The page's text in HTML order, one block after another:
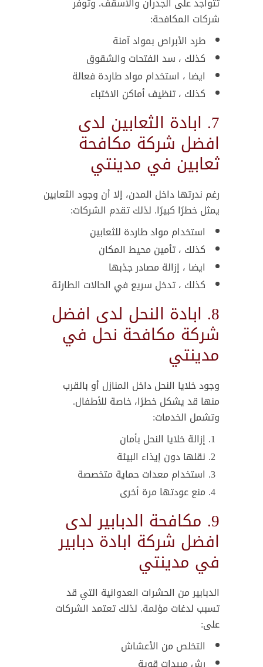
شركات المكافحة:
طرد الأبراص بمواد آمنة
كذلك ، سد الفتحات والشقوق
ايضا ، استخدام مواد طاردة فعالة
كذلك ، تنظيف أماكن الاختباء
7. ابادة الثعابين لدى
افضل شركة مكافحة
ثعابين في مدينتي
رغم ندرتها داخل المدن، إلا أن وجود الثعابين
يمثل خطرًا كبيرًا. لذلك تقدم الشركات:
استخدام مواد طاردة للثعابين
كذلك ، تأمين محيط المكان
ايضا ، إزالة مصادر جذبها
كذلك ، تدخل سريع في الحالات الطارئة
8. ابادة النحل لدى افضل
شركة مكافحة نحل في
مدينتي
وجود خلايا النحل داخل المنازل أو بالقرب
منها قد يشكل خطرًا، خاصة للأطفال.
وتشمل الخدمات:
إزالة خلايا النحل بأمان
نقلها دون إيذاء البيئة
استخدام معدات حماية متخصصة
منع عودتها مرة أخرى
9. مكافحة الدبابير لدى
افضل شركة ابادة دبابير
في مدينتي
الدبابير من الحشرات العدوانية التي قد
تسبب لدغات مؤلمة. لذلك تعتمد الشركات
على:
التخلص من الأعشاش